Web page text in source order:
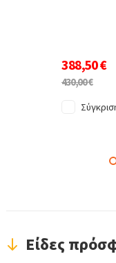
388,50 €
430,00 €
Είδες